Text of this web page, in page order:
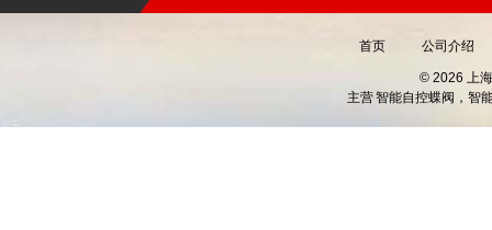
首页 公司介绍
© 2026 上
主营智能自控蝶阀，智